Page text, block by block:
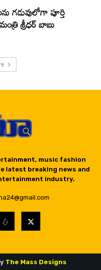
గడువులోగా పూర్తి
శ్రీధర్ బాబు
music fashion
latest breaking news and
industry.
The Mass Designs